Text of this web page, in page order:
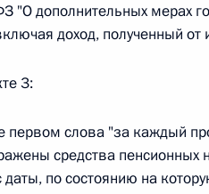
изменения в статью 6 Закона
года
закон от
изменений в статью 9.21
"О дополнительных мерах
доход, полученный от
3:
первом слова "за каждый
средства пенсионных
даты, по состоянию на